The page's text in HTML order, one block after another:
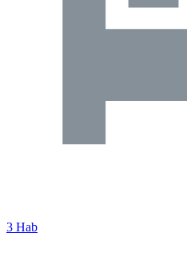
3 Hab